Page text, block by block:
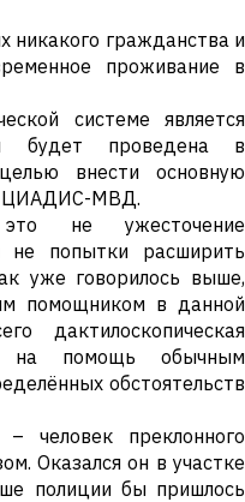
никакого гражданства и
проживание в
системе является
будет проведена в
внести основную
ЦИАДИС-МВД.
не ужесточение
не попытки расширить
уже говорилось выше,
помощником в данной
дактилоскопическая
на помощь обычным
обстоятельств
человек преклонного
Оказался он в участке
полиции бы пришлось